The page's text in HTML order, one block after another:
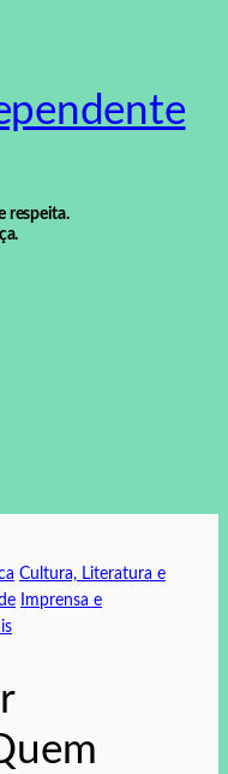
respeita.
Cultura, Literatura e
Imprensa e